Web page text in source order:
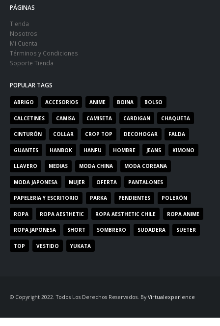
PÁGINAS
Tienda
Nosotros
Mi Cuenta
Términos y Condiciones
Soporte Tienda
POPULAR TAGS
ABRIGO ACCESORIOS ANIME BOINA BOLSO
CALCETINES CAMISA CAMISETA CARDIGAN CHAQUETA
CINTURÓN COLLAR CROP TOP DECOHOGAR FALDA
GUANTES HANBOK HANFU HOMBRE JEANS KIMONO
LLAVERO MEDIAS MODA CHINA MODA COREANA
MODA JAPONESA MUJER OFERTA PANTALONES
PAPELERIA Y ESCRITORIO PARKA PENDIENTES POLERÓN
ROPA ROPA AESTHETIC ROPA AESTHETIC CHILE ROPA ANIME
ROPA JAPONESA SHORT SOMBRERO SUDADERA SUETER
TOP VESTIDO YUKATA
© Copyright 2022. Todos Los Derechos Reservados. By Virtualexperience